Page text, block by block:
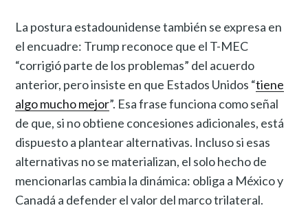
La postura estadounidense también se expresa en
el encuadre: Trump reconoce que el T-MEC
“corrigió parte de los problemas” del acuerdo
anterior, pero insiste en que Estados Unidos “tiene
algo mucho mejor”. Esa frase funciona como señal
de que, si no obtiene concesiones adicionales, está
dispuesto a plantear alternativas. Incluso si esas
alternativas no se materializan, el solo hecho de
mencionarlas cambia la dinámica: obliga a México y
Canadá a defender el valor del marco trilateral.